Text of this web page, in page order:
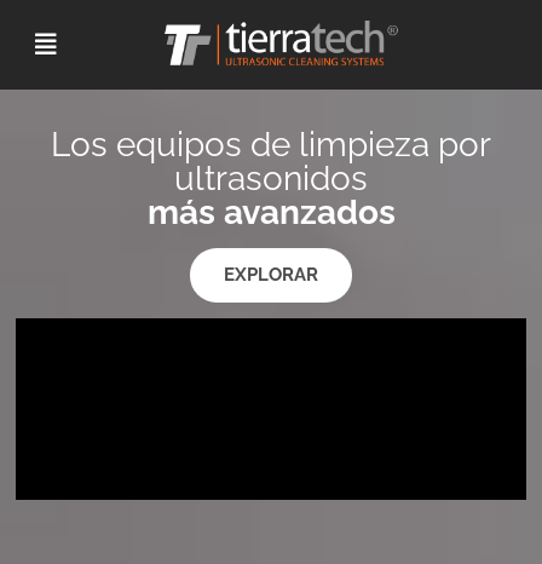
Los equipos de limpieza por
ultrasonidos
más avanzados
EXPLORAR